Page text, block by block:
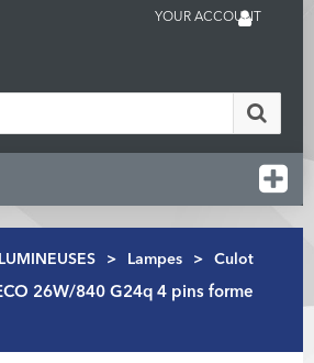
YOUR ACCOUNT
> Lampes > Culot
26W/840 G24q 4 pins forme